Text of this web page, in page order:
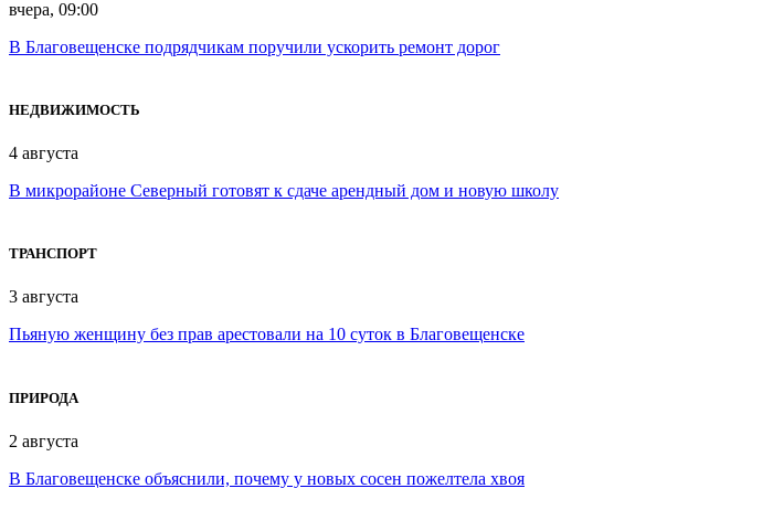
вчера, 09:00
В Благовещенске подрядчикам поручили ускорить ремонт дорог
НЕДВИЖИМОСТЬ
4 августа
В микрорайоне Северный готовят к сдаче арендный дом и новую школу
ТРАНСПОРТ
3 августа
Пьяную женщину без прав арестовали на 10 суток в Благовещенске
ПРИРОДА
2 августа
В Благовещенске объяснили, почему у новых сосен пожелтела хвоя